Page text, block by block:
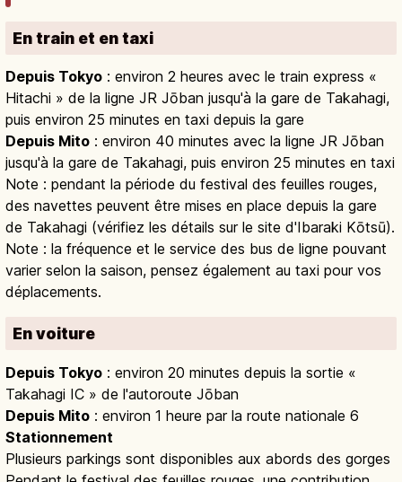
En train et en taxi
Depuis Tokyo : environ 2 heures avec le train express «
Hitachi » de la ligne JR Jōban jusqu'à la gare de Takahagi,
puis environ 25 minutes en taxi depuis la gare
Depuis Mito : environ 40 minutes avec la ligne JR Jōban
jusqu'à la gare de Takahagi, puis environ 25 minutes en taxi
Note : pendant la période du festival des feuilles rouges,
des navettes peuvent être mises en place depuis la gare
de Takahagi (vérifiez les détails sur le site d'Ibaraki Kōtsū).
Note : la fréquence et le service des bus de ligne pouvant
varier selon la saison, pensez également au taxi pour vos
déplacements.
En voiture
Depuis Tokyo : environ 20 minutes depuis la sortie «
Takahagi IC » de l'autoroute Jōban
Depuis Mito : environ 1 heure par la route nationale 6
Stationnement
Plusieurs parkings sont disponibles aux abords des gorges